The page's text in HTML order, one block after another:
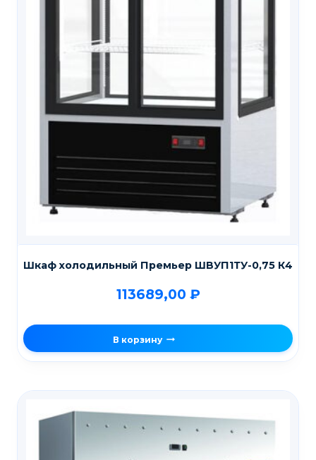
Шкаф холодильный Премьер ШВУП1ТУ-0,75 К4
113689,00 ₽
В корзину